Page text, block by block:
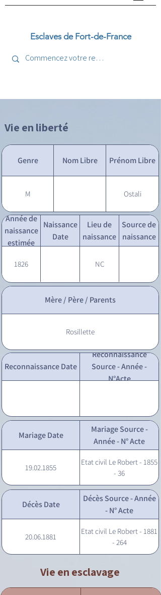
Esclaves de Fort-de-France
Vie en liberté
Genre Nom Libre Prénom Libre
M Ostali
Année de
naissance
estimée
Naissance
Date
Lieu de
naissance
Source de
naissance
1826 NC
Mère / Père / Parents
Rosillette
Reconnaissance Date
Reconnaissance
Source - Année -
N°Acte
Mariage Date
Mariage Source -
Année - N° Acte
19.02.1855
Etat civil Le Robert - 1855
- 36
Décès Date
Décès Source - Année
- N° Acte
20.06.1881
Etat civil Le Robert - 1881
- 264
Vie en esclavage